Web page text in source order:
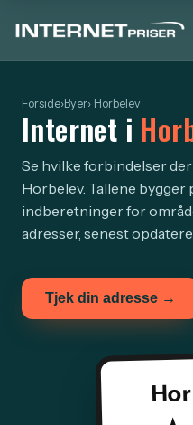
Forside›Byer› Horbelev
Internet i
Se hvilke forbindelser
Horbelev. Tallene
indberetninger for
adresser, senest
Tjek din adresse →